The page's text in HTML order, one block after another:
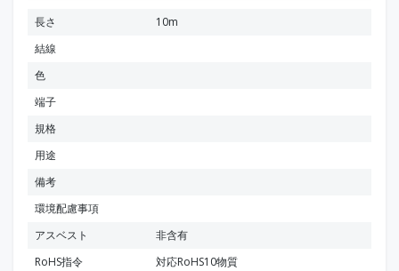
長さ
10m
結線
色
端子
規格
用途
備考
環境配慮事項
アスベスト
非含有
RoHS指令
対応RoHS10物質